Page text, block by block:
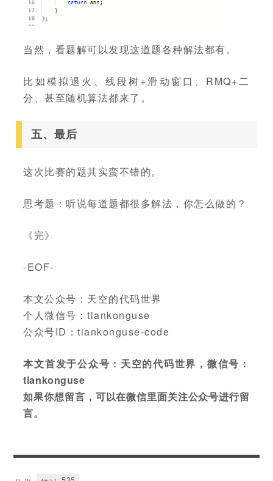
当然，看题解可以发现这道题各种解法都有。
比如模拟退火、线段树+滑动窗口、RMQ+二
分、甚至随机算法都来了。
五、最后
这次比赛的题其实蛮不错的。
思考题：听说每道题都很多解法，你怎么做的？
《完》
-EOF-
本文公众号：天空的代码世界
个人微信号：tiankonguse
公众号ID：tiankonguse-code
本文首发于公众号：天空的代码世界，微信号：
tiankonguse
如果你想留言，可以在微信里面关注公众号进行留
言。